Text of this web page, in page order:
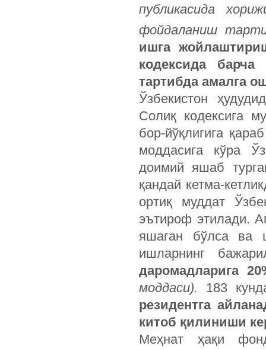
публикасида
фойдаланиш
ишга
кодексида
тартибда амалга
Ўзбекистон
Солиқ кодексига
бор-йўқлигига
моддасига кўра
доимий яшаб
қандай кетма-
ортиқ муддат
эътироф этилади.
яшаган бўлса
ишларнинг
даромадларига
моддаси). 183
резидентга
китоб қилиниши
Меҳнат ҳақи